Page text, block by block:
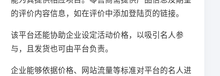
的评价内容信息，如在评价中添加登陆页的链接。
该平台还能协助企业设定活动价格，以吸引名人参
与，且发货也可由平台负责。
企业能够依据价格、网站流量等标准对平台的名人进